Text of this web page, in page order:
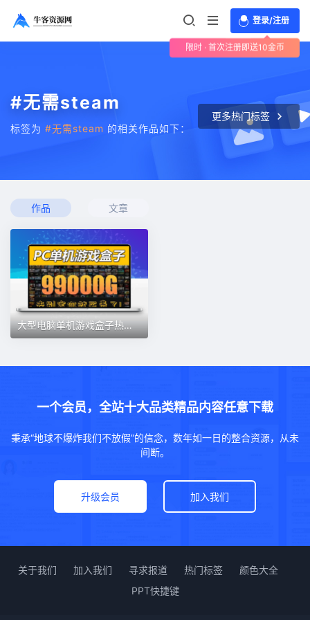
登录/注册
限时 · 首次注册即送10金币
#无需steam
标签为 #无需steam 的相关作品如下：
更多热门标签
作品 文章
大型电脑单机游戏盒子热门汉化3A大作高速下载pc端离线无需steam
一个会员，全站十大品类精品内容任意下载
秉承“地球不爆炸我们不放假”的信念，数年如一日的整合资源，从未
间断。
升级会员 加入我们
关于我们 加入我们 寻求报道 热门标签
颜色大全
PPT快捷键